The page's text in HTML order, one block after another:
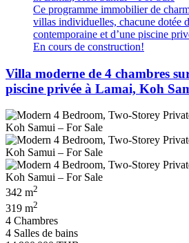
Ce programme immobilier de
villas individuelles, chacune dotée
contemporaine et d’une piscine
En cours de construction!
Villa moderne de 4 chambres
piscine privée à Lamai, Koh
342 m2
319 m2
4 Chambres
4 Salles de bains